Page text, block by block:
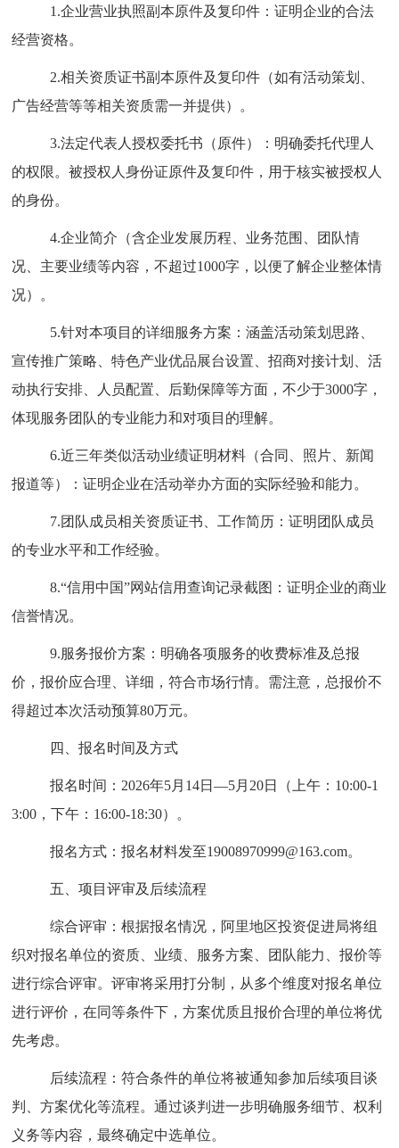
1.企业营业执照副本原件及复印件：证明企业的合法
经营资格。
2.相关资质证书副本原件及复印件（如有活动策划、
广告经营等等相关资质需一并提供）。
3.法定代表人授权委托书（原件）：明确委托代理人
的权限。被授权人身份证原件及复印件，用于核实被授权人
的身份。
4.企业简介 （含企业发展历程、业务范围、团队情
况、主要业绩等内容，不超过1000字，以便了解企业整体情
况） 。
5.针对本项目的详细服务方案：涵盖活动策划思路、
宣传推广策略、特色产业优品展台设置、招商对接计划、活
动执行安排、人员配置 、后勤保障等方面，不少于3000字，
体现服务团队的专业能力和对项目的理解。
6.近三年类似活动业绩证明材料（合同、照片、新闻
报道等）：证明企业在活动举办方面的实际经验和能力。
7.团队成员相关资质证书、工作简历：证明团队成员
的专业水平和工作经验。
8.“信用中国”网站信用查询记录截图：证明企业的商业
信誉情况。
9.服务报价方案：明确各项服务的收费标准及总报
价，报价应合理、详细，符合市场行情。需注意，总报价不
得超过本次活动预算80万元。
四、报名时间及方式
报名时间： 2026年5月 14日—5月 20日（上午： 10:00-1
3:00 ，下午： 16:00-18:30）。
报名方式：报名材料发至19008970999@163.com。
五、项目评审及后续流程
综合评审：根据报名情况，阿里地区投资促进局将组
织对报名单位的资质、业绩、服务方案、团队能力、报价等
进行综合评审。评审将采用打分制，从多个维度对报名单位
进行评价，在同等条件下，方案优质且报价合理的单位将优
先考虑。
后续流程：符合条件的单位将被通知参加后续项目谈
判、方案优化等流程。通过谈判进一步明确服务细节、权利
义务等内容，最终确定中选单位。